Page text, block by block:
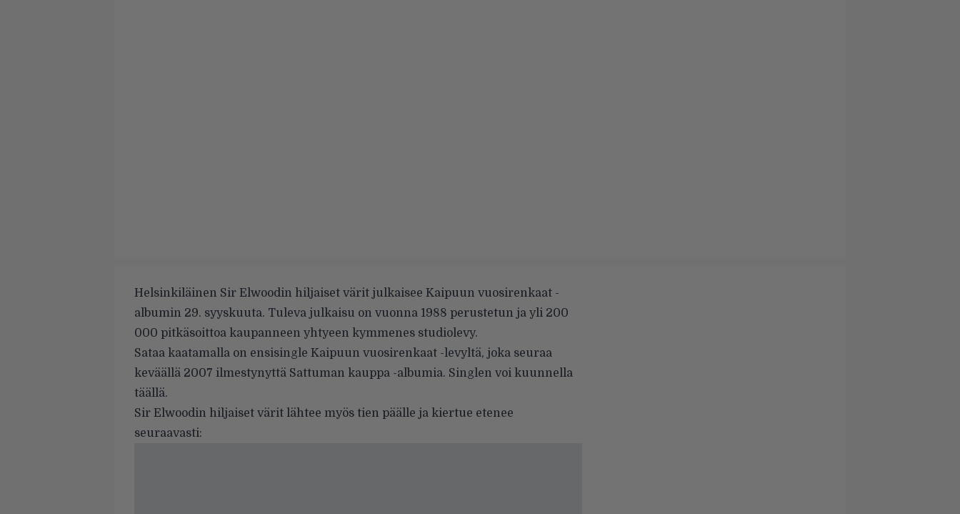
Helsinkiläinen Sir Elwoodin hiljaiset värit julkaisee Kaipuun vuosirenkaat -
albumin 29. syyskuuta. Tuleva julkaisu on vuonna 1988 perustetun ja yli 200
000 pitkäsoittoa kaupanneen yhtyeen kymmenes studiolevy.
Sataa kaatamalla on ensisingle Kaipuun vuosirenkaat -levyltä, joka seuraa
keväällä 2007 ilmestynyttä Sattuman kauppa -albumia. Singlen voi kuunnella
täällä.
Sir Elwoodin hiljaiset värit lähtee myös tien päälle ja kiertue etenee
seuraavasti: